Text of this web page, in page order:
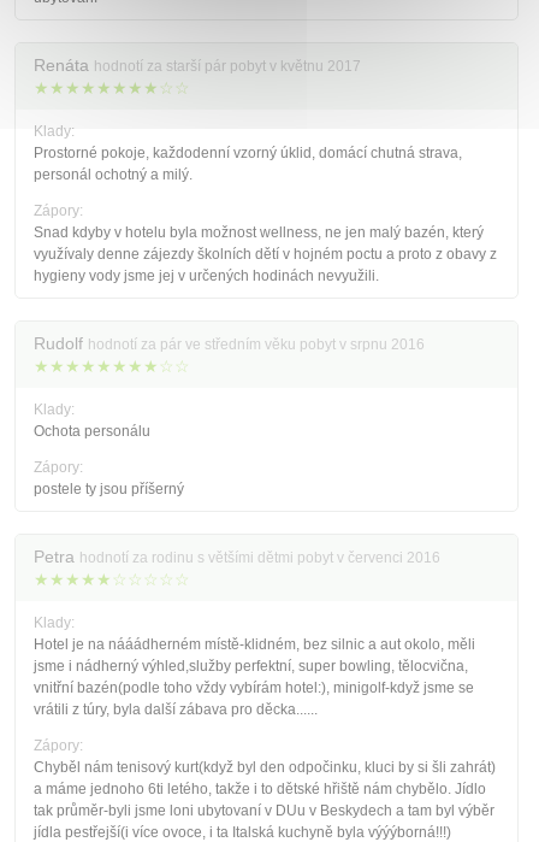
Renáta hodnotí za starší pár pobyt v květnu 2017
★★★★★★★★☆☆
Klady:
Prostorné pokoje, každodenní vzorný úklid, domácí chutná strava,
personál ochotný a milý.
Zápory:
Snad kdyby v hotelu byla možnost wellness, ne jen malý bazén, který
využívaly denne zájezdy školních dětí v hojném poctu a proto z obavy z
hygieny vody jsme jej v určených hodinách nevyužili.
Rudolf hodnotí za pár ve středním věku pobyt v srpnu 2016
★★★★★★★★☆☆
Klady:
Ochota personálu
Zápory:
postele ty jsou příšerný
Petra hodnotí za rodinu s většími dětmi pobyt v červenci 2016
★★★★★☆☆☆☆☆
Klady:
Hotel je na nááádherném místě-klidném, bez silnic a aut okolo, měli
jsme i nádherný výhled,služby perfektní, super bowling, tělocvična,
vnitřní bazén(podle toho vždy vybírám hotel:), minigolf-když jsme se
vrátili z túry, byla další zábava pro děcka......
Zápory:
Chyběl nám tenisový kurt(když byl den odpočinku, kluci by si šli zahrát)
a máme jednoho 6ti letého, takže i to dětské hřiště nám chybělo. Jídlo
tak průměr-byli jsme loni ubytovaní v DUu v Beskydech a tam byl výběr
jídla pestřejší(i více ovoce, i ta Italská kuchyně byla výýýborná!!!)